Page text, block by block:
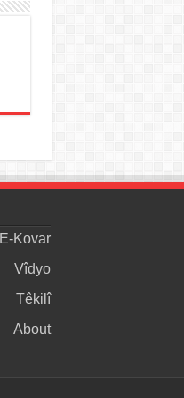
E-Kovar
Vîdyo
Têkilî
About